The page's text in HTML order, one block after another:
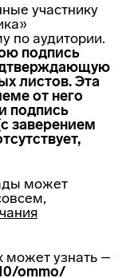
участнику
по аудитории.
подпись
листов. Эта
от него
подпись
заверением
может
может узнать –
ommo/